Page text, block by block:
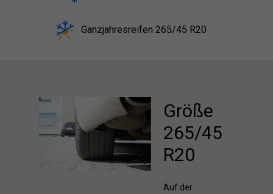
Ganzjahresreifen 265/45 R20
Größe
265/45
R20
Auf der